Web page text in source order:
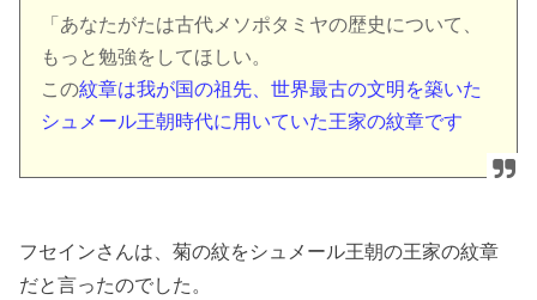
「あなたがたは古代メソポタミヤの歴史について、
もっと勉強をしてほしい。
この紋章は我が国の祖先、世界最古の文明を築いた
シュメール王朝時代に用いていた王家の紋章です
フセインさんは、菊の紋をシュメール王朝の王家の紋章
だと言ったのでした。